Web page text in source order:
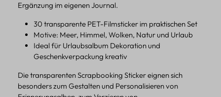
Ergänzung im eigenen Journal.
30 transparente PET-Filmsticker im praktischen Set
Motive: Meer, Himmel, Wolken, Natur und Urlaub
Ideal für Urlaubsalbum Dekoration und
Geschenkverpackung kreativ
Die transparenten Scrapbooking Sticker eignen sich
besonders zum Gestalten und Personalisieren von